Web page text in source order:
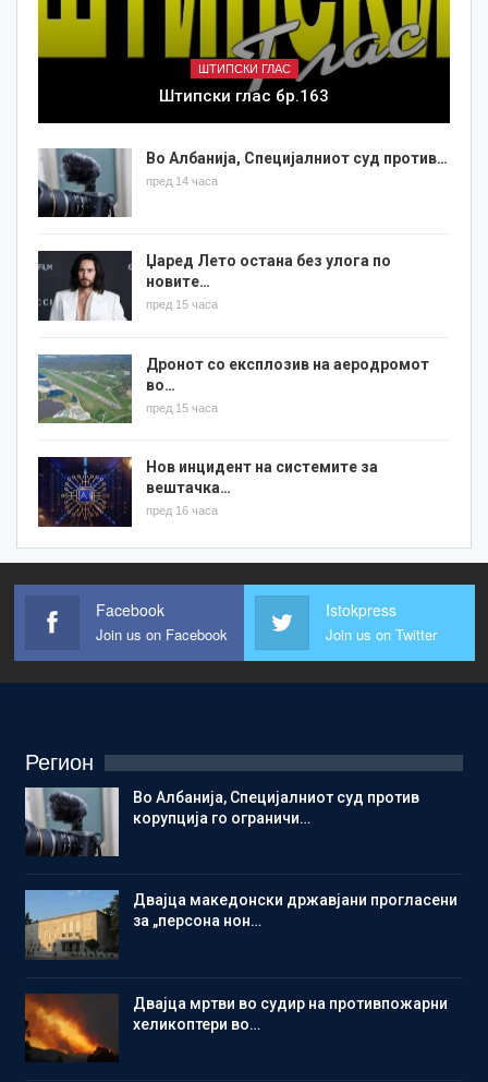
ШТИПСКИ ГЛАС
Штипски глас бр.163
Во Албанија, Специјалниот суд против…
пред 14 часа
Џаред Лето остана без улога по
новите…
пред 15 часа
Дронот со експлозив на аеродромот
во…
пред 15 часа
Нов инцидент на системите за
вештачка…
пред 16 часа
Facebook
Join us on Facebook
Istokpress
Join us on Twitter
Регион
Во Албанија, Специјалниот суд против
корупција го ограничи…
Двајца македонски државјани прогласени
за „персона нон…
Двајца мртви во судир на противпожарни
хеликоптери во…